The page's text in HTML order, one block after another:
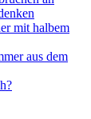
mit halbem
aus dem